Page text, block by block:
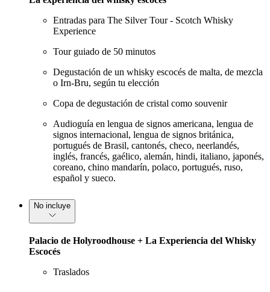
Entradas para The Silver Tour - Scotch Whisky
Experience
Tour guiado de 50 minutos
Degustación de un whisky escocés de malta, de mezcla
o Irn-Bru, según tu elección
Copa de degustación de cristal como souvenir
Audioguía en lengua de signos americana, lengua de
signos internacional, lengua de signos británica,
portugués de Brasil, cantonés, checo, neerlandés,
inglés, francés, gaélico, alemán, hindi, italiano, japonés,
coreano, chino mandarín, polaco, portugués, ruso,
español y sueco.
No incluye
Palacio de Holyroodhouse + La Experiencia del Whisky
Escocés
Traslados